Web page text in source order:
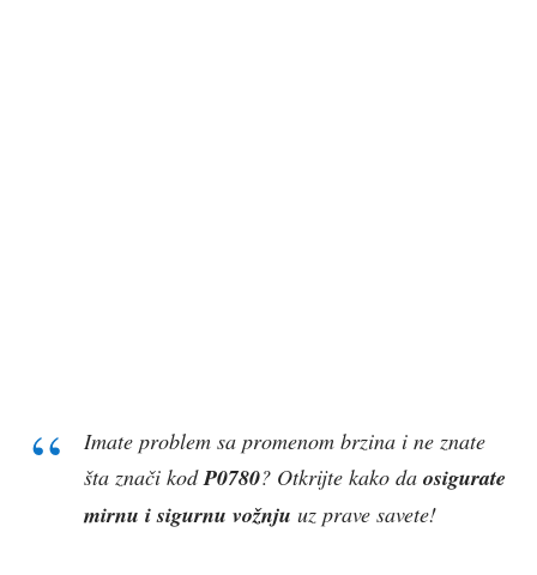
Imate problem sa promenom brzina i ne znate
šta znači kodP0780? Otkrijte kako da osigurate
mirnu i sigurnu vožnju uz prave savete!